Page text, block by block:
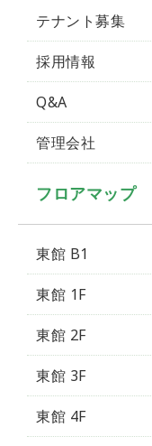
テナント募集
採用情報
Q&A
管理会社
フロアマップ
東館 B1
東館 1F
東館 2F
東館 3F
東館 4F